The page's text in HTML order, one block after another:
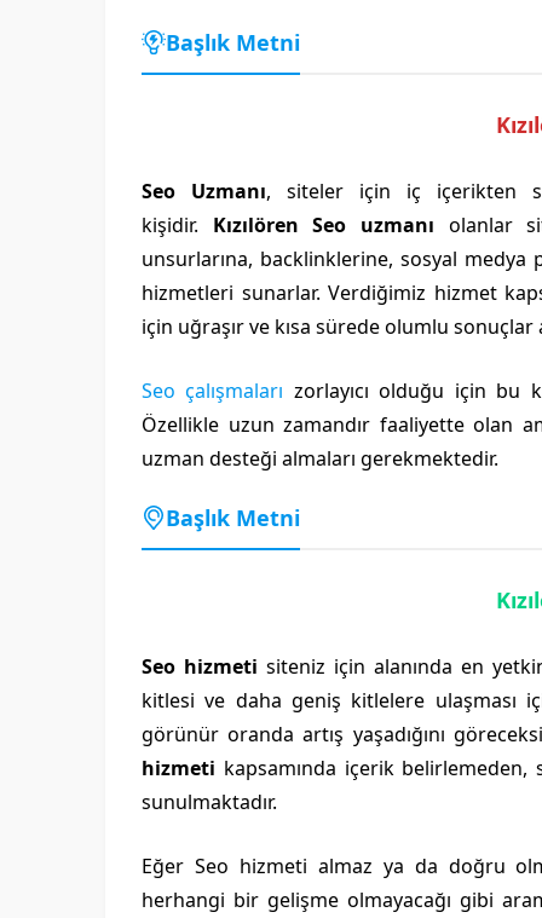
Başlık Metni
Seo Uzmanı, siteler için iç içerikten
kişidir. Kızılören Seo uzmanı olanlar
unsurlarına, backlinklerine, sosyal medya
hizmetleri sunarlar. Verdiğimiz hizmet
için uğraşır ve kısa sürede olumlu sonuçlar
Seo çalışmaları zorlayıcı olduğu için bu
Özellikle uzun zamandır faaliyette olan
uzman desteği almaları gerekmektedir.
Başlık Metni
Seo hizmeti siteniz için alanında en
kitlesi ve daha geniş kitlelere ulaşması
görünür oranda artış yaşadığını
hizmeti kapsamında içerik
sunulmaktadır.
Eğer Seo hizmeti almaz ya da doğru
herhangi bir gelişme olmayacağı gibi